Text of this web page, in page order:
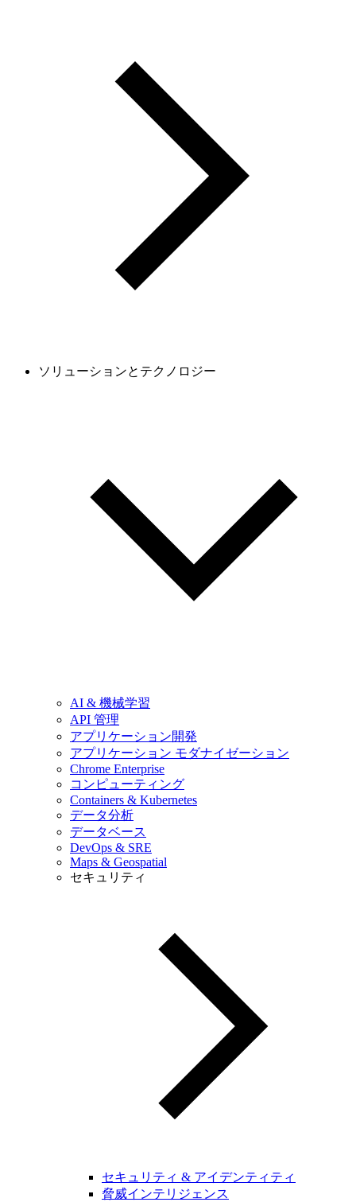
ソリューションとテクノロジー
AI & 機械学習
API 管理
アプリケーション開発
アプリケーション モダナイゼーション
Chrome Enterprise
コンピューティング
Containers & Kubernetes
データ分析
データベース
DevOps & SRE
Maps & Geospatial
セキュリティ
セキュリティ & アイデンティティ
脅威インテリジェンス